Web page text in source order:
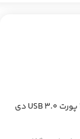
اولین کسی باشید که دیدگاهی می نویسد “هاب 4 پورت USB 3.0 دی